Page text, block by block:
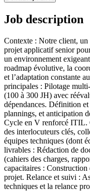
Job description
Contexte : Notre client,
projet applicatif senior
un environnement
roadmap évolutive, la
et l’adaptation constante
principales : Pilotage
(100 à 300 JH) avec
dépendances. Définition
plannings, et anticipation
Cycle en V renforcé ITIL.
des interlocuteurs clés,
équipes techniques (dont
livrables : Rédaction de
(cahiers des charges,
capacitaires :
projet. Relance et suivi :
techniques et la relance